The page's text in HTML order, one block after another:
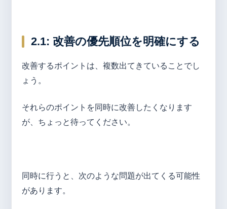
2.1: 改善の優先順位を明確にする
改善するポイントは、複数出てきていることでし
ょう。
それらのポイントを同時に改善したくなります
が、ちょっと待ってください。
同時に行うと、次のような問題が出てくる可能性
があります。